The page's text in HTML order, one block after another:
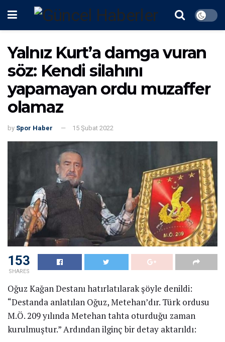
Yalnız Kurt’a damga vuran
söz: Kendi silahını
yapamayan ordu muzaffer
olamaz
by Spor Haber 15 Şubat 2022
153
SHARES
Oğuz Kağan Destanı hatırlatılarak şöyle denildi:
“Destanda anlatılan Oğuz, Metehan’dır. Türk ordusu
M.Ö. 209 yılında Metehan tahta oturduğu zaman
kurulmuştur.” Ardından ilginç bir detay aktarıldı: